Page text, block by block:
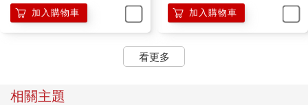
加入購物車 加入購物車
看更多
相關主題